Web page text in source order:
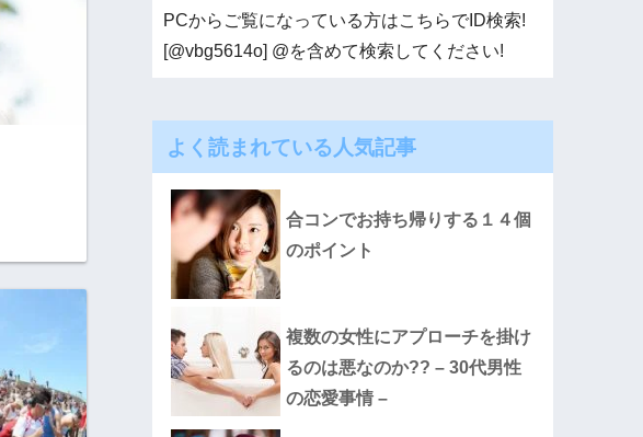
PCからご覧になっている方はこちらでID検索!
[@vbg5614o] @を含めて検索してください!
よく読まれている人気記事
合コンでお持ち帰りする１４個
のポイント
複数の女性にアプローチを掛け
るのは悪なのか?? – 30代男性
の恋愛事情 –